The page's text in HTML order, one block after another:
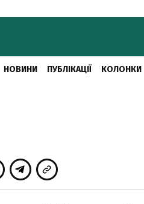
НОВИНИ ПУБЛІКАЦІЇ КОЛОНКИ